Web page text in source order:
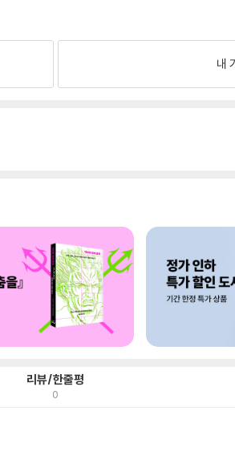
내
리뷰/한줄평
0